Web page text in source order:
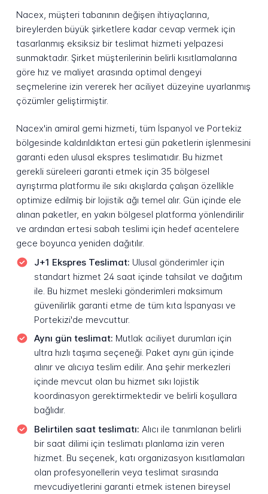
Nacex, müşteri tabanının değişen ihtiyaçlarına,
bireylerden büyük şirketlere kadar cevap vermek için
tasarlanmış eksiksiz bir teslimat hizmeti yelpazesi
sunmaktadır. Şirket müşterilerinin belirli kısıtlamalarına
göre hız ve maliyet arasında optimal dengeyi
seçmelerine izin vererek her aciliyet düzeyine uyarlanmış
çözümler geliştirmiştir.
Nacex'in amiral gemi hizmeti, tüm İspanyol ve Portekiz
bölgesinde kaldırıldıktan ertesi gün paketlerin işlenmesini
garanti eden ulusal ekspres teslimatıdır. Bu hizmet
gerekli süreleeri garanti etmek için 35 bölgesel
ayrıştırma platformu ile sıkı akışlarda çalışan özellikle
optimize edilmiş bir lojistik ağı temel alır. Gün içinde ele
alınan paketler, en yakın bölgesel platforma yönlendirilir
ve ardından ertesi sabah teslimi için hedef acentelere
gece boyunca yeniden dağıtılır.
J+1 Ekspres Teslimat: Ulusal gönderimler için
standart hizmet 24 saat içinde tahsilat ve dağıtım
ile. Bu hizmet mesleki gönderimleri maksimum
güvenilirlik garanti etme de tüm kıta İspanyası ve
Portekizi'de mevcuttur.
Aynı gün teslimat: Mutlak aciliyet durumları için
ultra hızlı taşıma seçeneği. Paket aynı gün içinde
alınır ve alıcıya teslim edilir. Ana şehir merkezleri
içinde mevcut olan bu hizmet sıkı lojistik
koordinasyon gerektirmektedir ve belirli koşullara
bağlıdır.
Belirtilen saat teslimatı: Alıcı ile tanımlanan belirli
bir saat dilimi için teslimatı planlama izin veren
hizmet. Bu seçenek, katı organizasyon kısıtlamaları
olan profesyonellerin veya teslimat sırasında
mevcudiyetlerini garanti etmek istenen bireysel